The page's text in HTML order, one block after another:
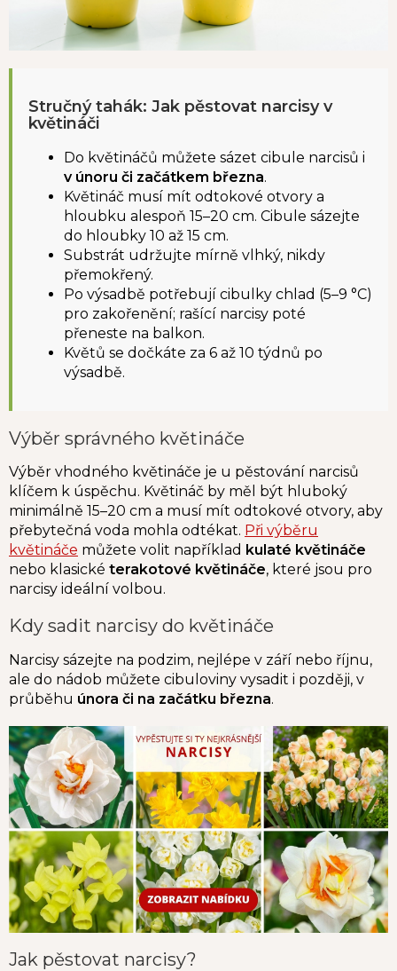
Stručný tahák: Jak pěstovat narcisy v
květináči
Do květináčů můžete sázet cibule narcisů i
v únoru či začátkem března.
Květináč musí mít odtokové otvory a
hloubku alespoň 15–20 cm. Cibule sázejte
do hloubky 10 až 15 cm.
Substrát udržujte mírně vlhký, nikdy
přemokřený.
Po výsadbě potřebují cibulky chlad (5–9 °C)
pro zakořenění; rašící narcisy poté
přeneste na balkon.
Květů se dočkáte za 6 až 10 týdnů po
výsadbě.
Výběr správného květináče
Výběr vhodného květináče je u pěstování narcisů
klíčem k úspěchu. Květináč by měl být hluboký
minimálně 15–20 cm a musí mít odtokové otvory, aby
přebytečná voda mohla odtékat. Při výběru
květináče můžete volit například kulaté květináče
nebo klasické terakotové květináče, které jsou pro
narcisy ideální volbou.
Kdy sadit narcisy do květináče
Narcisy sázejte na podzim, nejlépe v září nebo říjnu,
ale do nádob můžete cibuloviny vysadit i později, v
průběhu února či na začátku března.
Jak pěstovat narcisy?